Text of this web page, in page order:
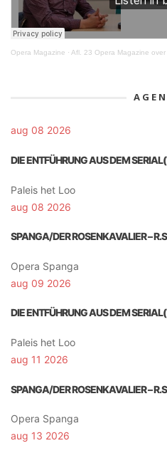
Opera Magazine · Afl. 23 Opera Magazine
aug 08 2026
DIE ENTFÜHRUNG AUS DEM
Paleis het Loo
aug 08 2026
SPANGA/DER ROSENKAVALIER –
Opera Spanga
aug 09 2026
DIE ENTFÜHRUNG AUS DEM
Paleis het Loo
aug 11 2026
SPANGA/DER ROSENKAVALIER –
Opera Spanga
aug 13 2026